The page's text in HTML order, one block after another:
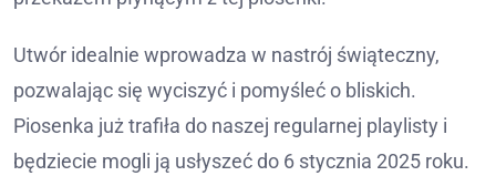
Utwór idealnie wprowadza w nastrój świąteczny,
pozwalając się wyciszyć i pomyśleć o bliskich.
Piosenka już trafiła do naszej regularnej playlisty i
będziecie mogli ją usłyszeć do 6 stycznia 2025 roku.